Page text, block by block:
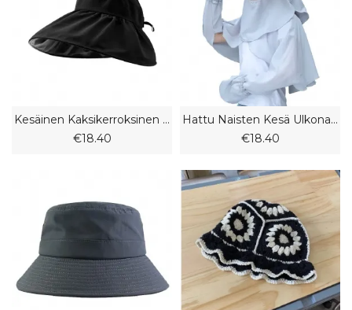
Kesäinen Kaksikerroksinen Kalastajahattu Naisten Tyhjä Silinterivinyylipinnoite Ulkokäyttöön Uv-Suoja Taitettava
€18.40
Hattu Naisten Kesä Ulkona Kasvoja Peittävä Aurinkohattu Teepoimintahattu Viileä Ultraviolettisäteilyä Estävä Pyöräily
€18.40